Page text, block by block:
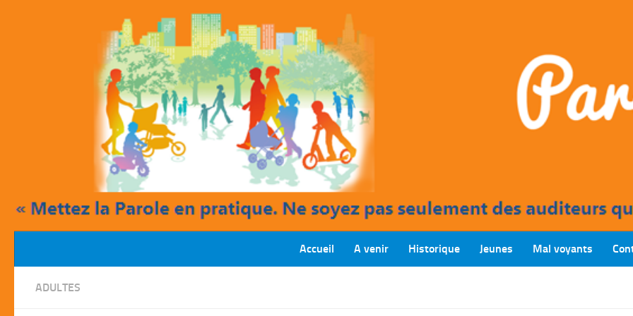
Accueil A venir Historique Jeunes Mal voyants
ADULTES